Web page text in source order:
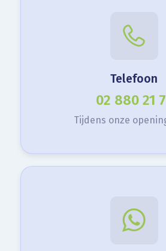
Telefoon
02 880 21
Tijdens onze